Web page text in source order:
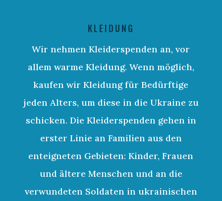
KLEIDUNG
Wir nehmen Kleiderspenden an, vor
allem warme Kleidung. Wenn möglich,
kaufen wir Kleidung für Bedürftige
jeden Alters, um diese in die Ukraine zu
schicken. Die Kleiderspenden gehen in
erster Linie an Familien aus den
enteigneten Gebieten: Kinder, Frauen
und ältere Menschen und an die
verwundeten Soldaten in ukrainischen